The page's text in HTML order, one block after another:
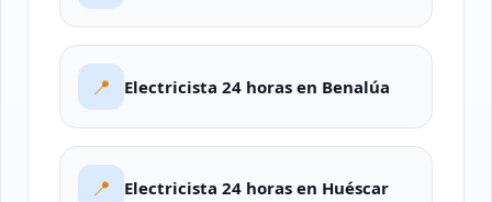
📍 Electricista 24 horas en Benalúa
📍 Electricista 24 horas en Huéscar